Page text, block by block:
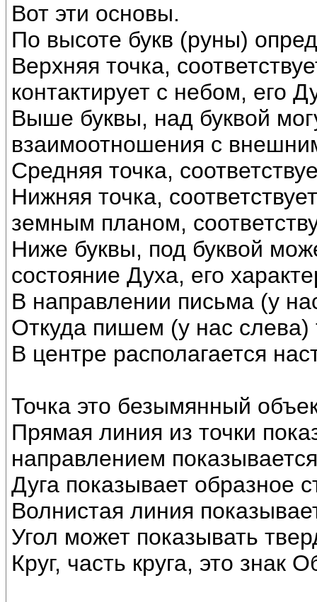
Вот эти основы.
По высоте букв (руны)
Верхняя точка,
контактирует с небом, его
Выше буквы, над буквой
взаимоотношения с
Средняя точка,
Нижняя точка,
земным планом,
Ниже буквы, под буквой
состояние Духа, его
В направлении письма (у
Откуда пишем (у нас
В центре располагается
Точка это безымянный
Прямая линия из точки
направлением
Дуга показывает образное
Волнистая линия
Угол может показывать
Круг, часть круга, это знак